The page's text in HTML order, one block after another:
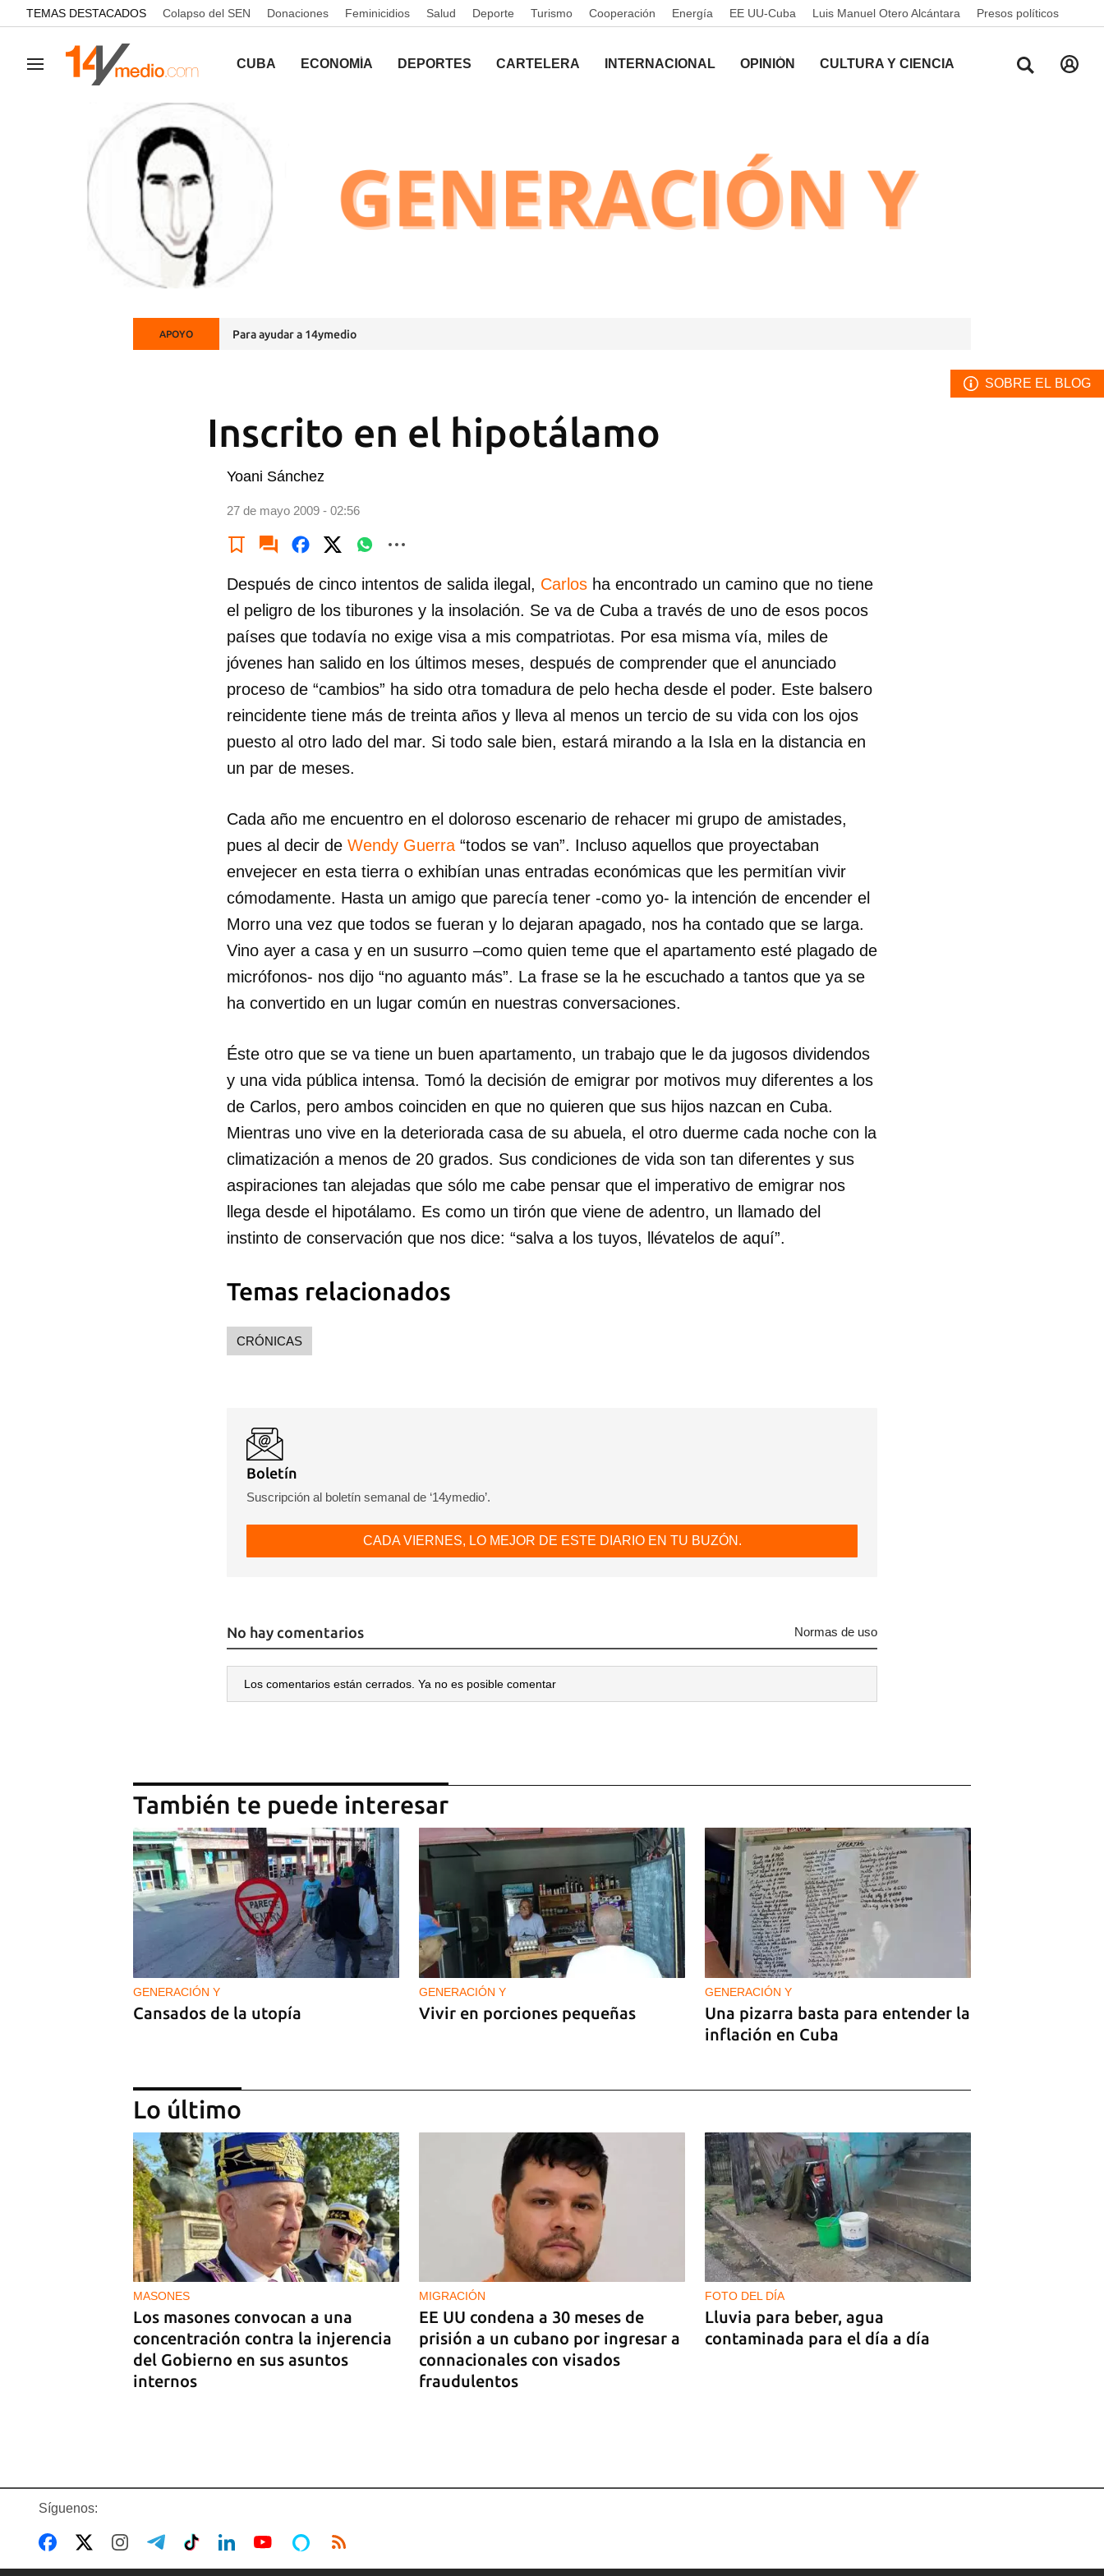
common.go-to-content
TEMAS DESTACADOS Colapso del SEN Donaciones Feminicidios Salud Deporte Turismo Cooperación Energía EE UU-Cuba Luis Manuel Otero Alcántara Presos políticos
Navegación CUBA ECONOMÍA DEPORTES CARTELERA INTERNACIONAL OPINIÓN CULTURA Y CIENCIA
APOYO Para ayudar a 14ymedio
SOBRE EL BLOG
Inscrito en el hipotálamo
Yoani Sánchez
27 de mayo 2009 - 02:56
Después de cinco intentos de salida ilegal, Carlos ha encontrado un camino que no tiene
el peligro de los tiburones y la insolación. Se va de Cuba a través de uno de esos pocos
países que todavía no exige visa a mis compatriotas. Por esa misma vía, miles de
jóvenes han salido en los últimos meses, después de comprender que el anunciado
proceso de “cambios” ha sido otra tomadura de pelo hecha desde el poder. Este balsero
reincidente tiene más de treinta años y lleva al menos un tercio de su vida con los ojos
puesto al otro lado del mar. Si todo sale bien, estará mirando a la Isla en la distancia en
un par de meses.
Cada año me encuentro en el doloroso escenario de rehacer mi grupo de amistades,
pues al decir de Wendy Guerra “todos se van”. Incluso aquellos que proyectaban
envejecer en esta tierra o exhibían unas entradas económicas que les permitían vivir
cómodamente. Hasta un amigo que parecía tener -como yo- la intención de encender el
Morro una vez que todos se fueran y lo dejaran apagado, nos ha contado que se larga.
Vino ayer a casa y en un susurro –como quien teme que el apartamento esté plagado de
micrófonos- nos dijo “no aguanto más”. La frase se la he escuchado a tantos que ya se
ha convertido en un lugar común en nuestras conversaciones.
Éste otro que se va tiene un buen apartamento, un trabajo que le da jugosos dividendos
y una vida pública intensa. Tomó la decisión de emigrar por motivos muy diferentes a los
de Carlos, pero ambos coinciden en que no quieren que sus hijos nazcan en Cuba.
Mientras uno vive en la deteriorada casa de su abuela, el otro duerme cada noche con la
climatización a menos de 20 grados. Sus condiciones de vida son tan diferentes y sus
aspiraciones tan alejadas que sólo me cabe pensar que el imperativo de emigrar nos
llega desde el hipotálamo. Es como un tirón que viene de adentro, un llamado del
instinto de conservación que nos dice: “salva a los tuyos, llévatelos de aquí”.
Temas relacionados
CRÓNICAS
Boletín
Suscripción al boletín semanal de ‘14ymedio’.
CADA VIERNES, LO MEJOR DE ESTE DIARIO EN TU BUZÓN.
No hay comentarios Normas de uso
Los comentarios están cerrados. Ya no es posible comentar
También te puede interesar
GENERACIÓN Y
Cansados de la utopía
GENERACIÓN Y
Vivir en porciones pequeñas
GENERACIÓN Y
Una pizarra basta para entender la
inflación en Cuba
GENERACIÓN Y
Tras un breve alumbrón se volvió
a ir la luz y llegó el cacerolazo de
indignación
Lo último
MASONES
Los masones convocan a una
concentración contra la injerencia
del Gobierno en sus asuntos
internos
MIGRACIÓN
EE UU condena a 30 meses de
prisión a un cubano por ingresar a
connacionales con visados
fraudulentos
FOTO DEL DÍA
Lluvia para beber, agua
contaminada para el día a día
Síguenos: